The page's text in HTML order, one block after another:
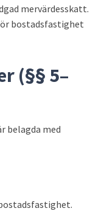
mervärdesskatt.
bostadsfastighet
(§§ 5–
belagda med